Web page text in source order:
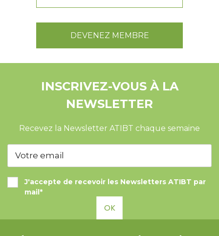
DEVENEZ MEMBRE
INSCRIVEZ-VOUS À LA
NEWSLETTER
Recevez la Newsletter ATIBT chaque semaine
J'accepte de recevoir les Newsletters ATIBT par
mail*
OK